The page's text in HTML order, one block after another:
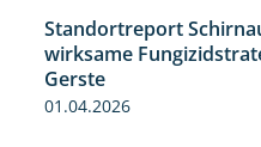
Standortreport
wirksame
Gerste
01.04.2026